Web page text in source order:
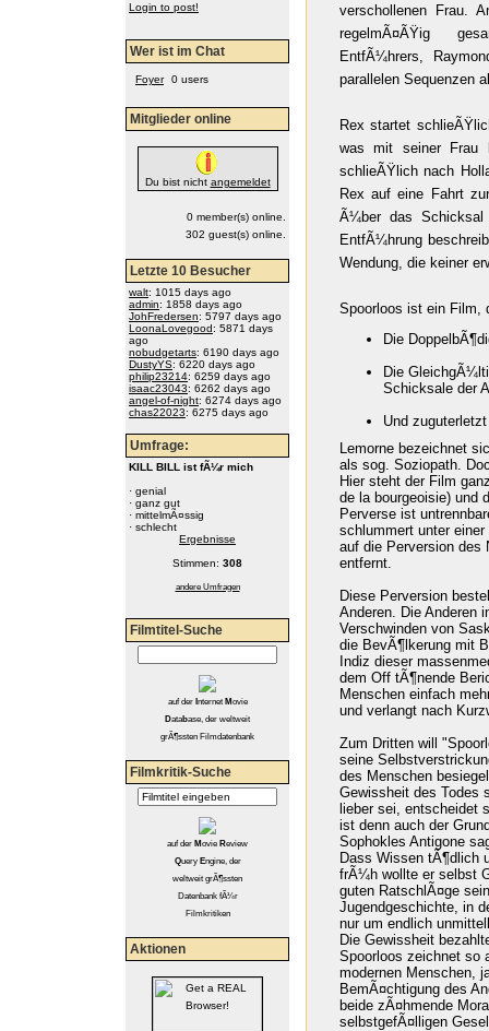
Login to post!
Wer ist im Chat
Foyer 0 users
Mitglieder online
Du bist nicht angemeldet
0 member(s) online.
302 guest(s) online.
Letzte 10 Besucher
walt: 1015 days ago
admin: 1858 days ago
JohFredersen: 5797 days ago
LoonaLovegood: 5871 days
ago
nobudgetarts: 6190 days ago
DustyYS: 6220 days ago
philip23214: 6259 days ago
isaac23043: 6262 days ago
angel-of-night: 6274 days ago
chas22023: 6275 days ago
Umfrage:
KILL BILL ist fÃ¼r mich
· genial
· ganz gut
· mittelmÃ¤ssig
· schlecht
Ergebnisse
Stimmen: 308
andere Umfragen
Filmtitel-Suche
aufder Internet Movie
Database, der weltweit
grÃ¶ssten Filmdatenbank
Filmkritik-Suche
auf der Movie Review
Query Engine, der
weltweit grÃ¶ssten
Datenbank fÃ¼r
Filmkritiken
Aktionen
verschollenen Frau.
regelmÃ¤ÃŸig
EntfÃ¼hrers,
parallelen Sequenzen
Rex startet
was mit seiner Frau
schlieÃŸlich nach
Rex auf eine Fahrt
Ã¼ber das
EntfÃ¼hrung
Wendung, die keiner
Spoorloos ist ein Film,
Die
Die
Schicksale der
Und
Lemorne bezeichnet
als sog. Soziopath.
Hier steht der Film
de la bourgeoisie) und
Perverse ist
schlummert unter
auf die Perversion des
entfernt.
Diese Perversion
Anderen. Die Anderen
Verschwinden von
die BevÃ¶lkerung mit
Indiz dieser
dem Off tÃ¶nende
Menschen einfach
und verlangt nach
Zum Dritten will
seine
des Menschen
Gewissheit des Todes
lieber sei, entscheidet
ist denn auch der
Sophokles Antigone
Dass Wissen tÃ¶dlich
frÃ¼h wollte er selbst
guten RatschlÃ¤ge
Jugendgeschichte, in
nur um endlich
Die Gewissheit
Spoorloos zeichnet so
modernen Menschen,
BemÃ¤chtigung des
beide zÃ¤hmende
selbstgefÃ¤lligen